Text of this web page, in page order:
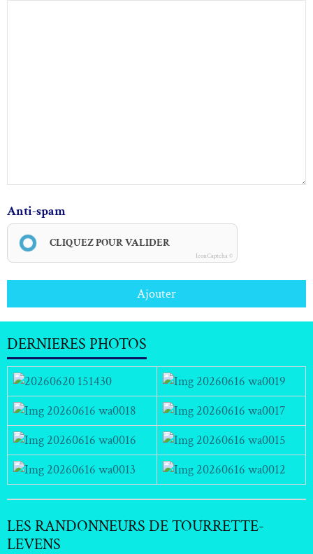
Anti-spam
CLIQUEZ POUR VALIDER
IconCaptcha ©
Ajouter
DERNIERES PHOTOS
LES RANDONNEURS DE TOURRETTE-
LEVENS